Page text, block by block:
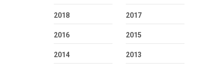
2018 2017
2016 2015
2014 2013